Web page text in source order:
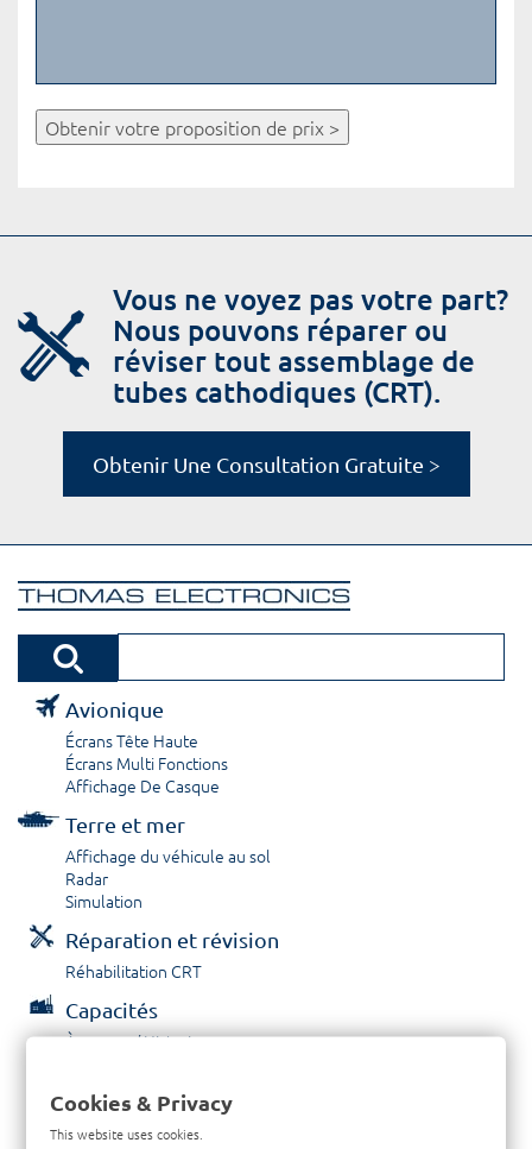
Obtenir votre proposition de prix >
Vous ne voyez pas votre part?
Nous pouvons réparer ou
réviser tout assemblage de
tubes cathodiques (CRT).
Obtenir Une Consultation Gratuite >
Avionique
Écrans Tête Haute
Écrans Multi Fonctions
Affichage De Casque
Terre et mer
Affichage du véhicule au sol
Radar
Simulation
Réparation et révision
Réhabilitation CRT
Capacités
À propos / Historique
Contactez nous
Cookies & Privacy
This website uses cookies.